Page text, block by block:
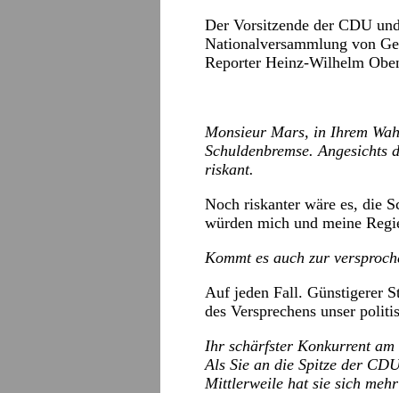
Der Vorsitzende der CDU
Nationalversammlung von
Reporter Heinz-Wilhelm
Monsieur Mars, in Ihrem
Schuldenbremse.
riskant.
Noch riskanter wäre es, die
würden mich und meine
Kommt es auch zur
Auf jeden Fall. Günstigerer
des Versprechens unser
Ihr schärfster Konkurrent
Als Sie an die Spitze der
Mittlerweile hat sie sich